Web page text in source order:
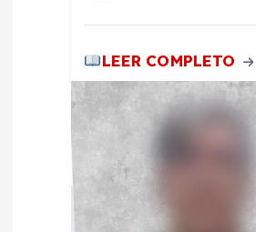
LEER COMPLETO